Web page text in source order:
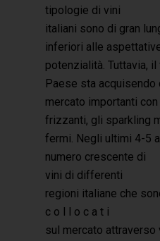
tipologie di vini
italiani sono di gran
inferiori alle
potenzialità. Tuttavia,
Paese sta acquisendo
mercato importanti
frizzanti, gli sparkling
fermi. Negli ultimi 4-5
numero crescente di
vini di differenti
regioni italiane che
c o l l o c a t i
sul mercato attraverso